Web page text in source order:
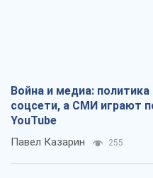
Война и медиа:
соцсети, а СМИ играют
YouTube
Павел Казарин 255